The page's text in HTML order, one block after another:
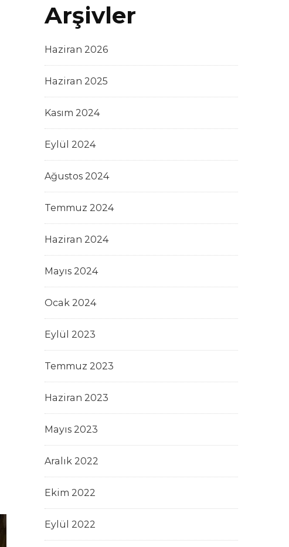
Arşivler
Haziran 2026
Haziran 2025
Kasım 2024
Eylül 2024
Ağustos 2024
Temmuz 2024
Haziran 2024
Mayıs 2024
Ocak 2024
Eylül 2023
Temmuz 2023
Haziran 2023
Mayıs 2023
Aralık 2022
Ekim 2022
Eylül 2022